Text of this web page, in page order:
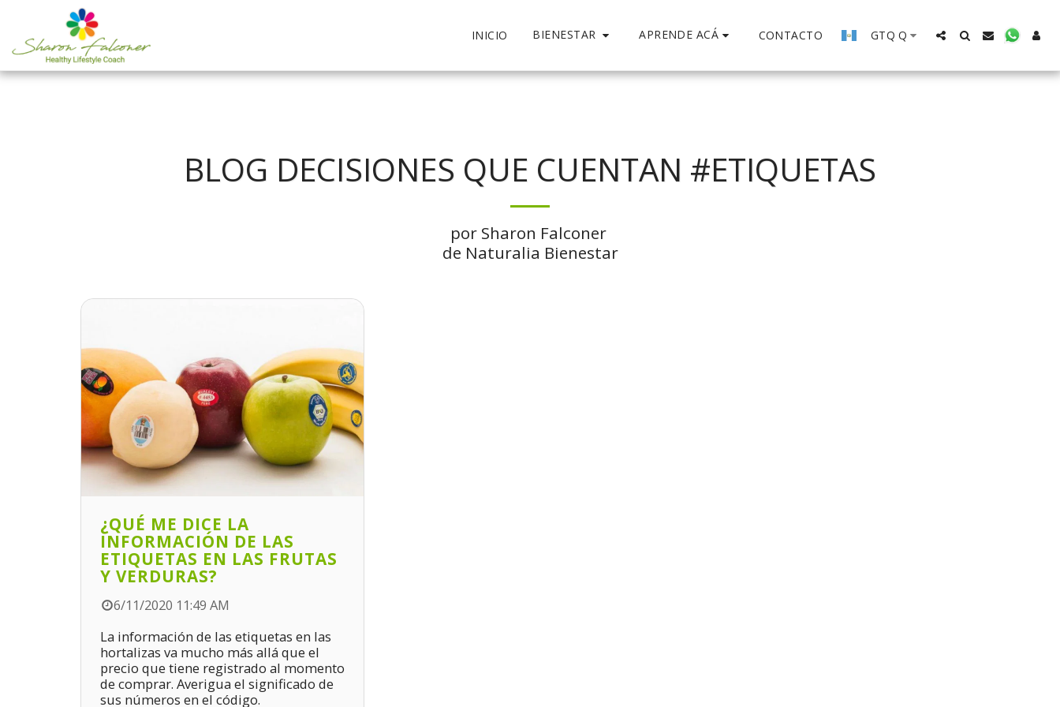
INICIO BIENESTAR APRENDE ACÁ CONTACTO GTQ Q
BLOG DECISIONES QUE CUENTAN #ETIQUETAS
por Sharon Falconer
de Naturalia Bienestar
¿QUÉ ME DICE LA
INFORMACIÓN DE LAS
ETIQUETAS EN LAS FRUTAS
Y VERDURAS?
6/11/2020 11:49 AM
La información de las etiquetas en las
hortalizas va mucho más allá que el
precio que tiene registrado al momento
de comprar. Averigua el significado de
sus números en el código.